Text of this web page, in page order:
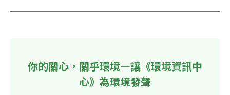
你的關心，關乎環境—讓《環境資訊中
心》為環境發聲